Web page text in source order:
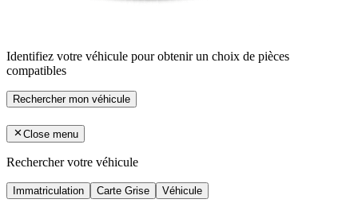
Identifiez votre véhicule pour obtenir un choix de pièces
compatibles
Rechercher mon véhicule
Close menu
Rechercher votre véhicule
Immatriculation Carte Grise Véhicule